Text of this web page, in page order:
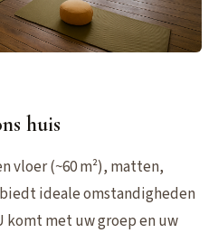
huis
vloer (~60 m²), matten,
ideale omstandigheden
komt met uw groep en uw